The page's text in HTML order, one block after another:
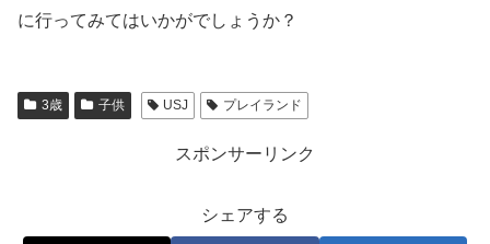
に行ってみてはいかがでしょうか？
3歳 子供 USJ プレイランド
スポンサーリンク
シェアする